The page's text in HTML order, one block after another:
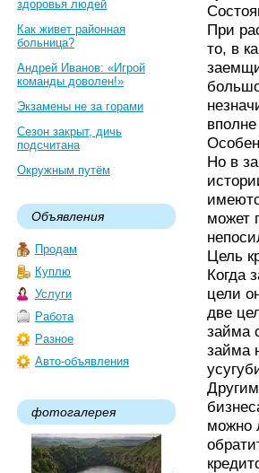
здоровья людей
Как живет районная
больница?
Андрей Иванов: «Игрой
команды доволен!»
Экзамены не за горами
Сезон закрыт, дичь
подсчитана
Окружным путём
Объявления
Продам
Куплю
Услуги
Работа
Разное
Авто-объявления
фотогалерея
При
то, в
Но в
может
Цель
Когда
цели
две
займа
займа
можно